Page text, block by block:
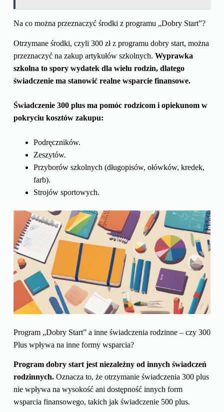
Na co można przeznaczyć środki z programu „Dobry Start”?
Otrzymane środki, czyli 300 zł z programu dobry start, można
przeznaczyć na zakup artykułów szkolnych. Wyprawka
szkolna to spory wydatek dla wielu rodzin, dlatego
świadczenie ma stanowić realne wsparcie finansowe.
Świadczenie 300 plus ma pomóc rodzicom i opiekunom w
pokryciu kosztów zakupu:
Podręczników.
Zeszytów.
Przyborów szkolnych (długopisów, ołówków, kredek,
farb).
Strojów sportowych.
Program „Dobry Start” a inne świadczenia rodzinne – czy 300
Plus wpływa na inne formy wsparcia?
Program dobry start jest niezależny od innych świadczeń
rodzinnych.Oznacza to, że otrzymanie świadczenia 300 plus
nie wpływa na wysokość ani dostępność innych form
wsparcia finansowego, takich jak świadczenie 500 plus.